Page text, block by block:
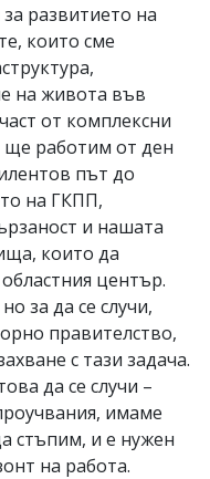
развитието на
които сме
на живота във
от комплексни
работим от ден
път до
на ГКПП,
и нашата
които да
център.
за да се случи,
правителство,
с тази задача.
да се случи –
имаме
стъпим, и е нужен
на работа.